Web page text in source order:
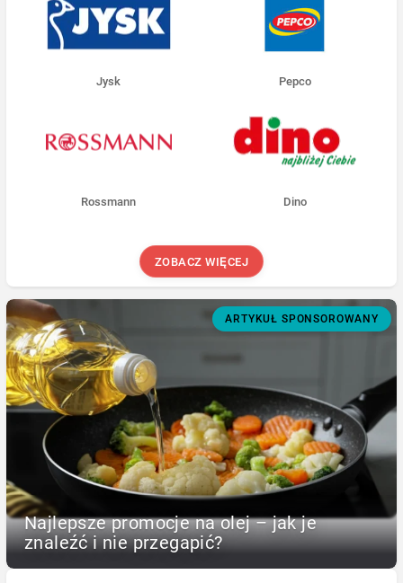
Jysk Pepco
Rossmann Dino
ZOBACZ WIĘCEJ
ARTYKUŁ SPONSOROWANY
Najlepsze promocje na olej – jak je
znaleźć i nie przegapić?